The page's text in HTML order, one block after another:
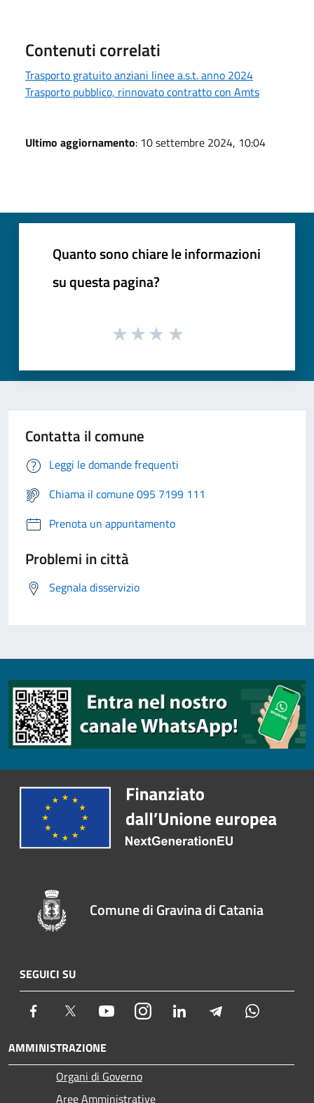
Contenuti correlati
Trasporto gratuito anziani linee a.s.t. anno 2024
Trasporto pubblico, rinnovato contratto con Amts
Ultimo aggiornamento: 10 settembre 2024, 10:04
Quanto sono chiare le informazioni
su questa pagina?
Contatta il comune
Leggi le domande frequenti
Chiama il comune 095 7199 111
Prenota un appuntamento
Problemi in città
Segnala disservizio
Comune di Gravina di Catania
SEGUICI SU
Facebook Twitter YoutubeInstagram LinkedIn Telegram
AMMINISTRAZIONE
Organi di Governo
Aree Amministrative